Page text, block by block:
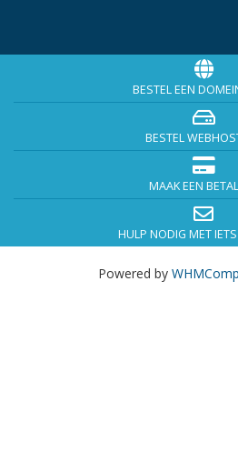
BESTEL EEN
BESTEL
MAAK EEN
HULP NODIG MET
Powered by